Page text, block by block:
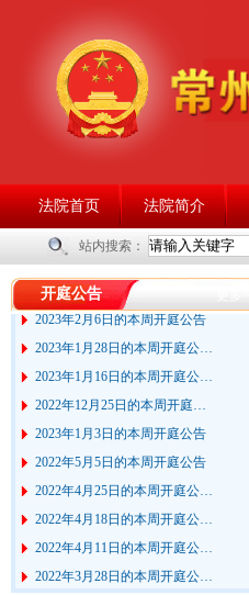
法院首页 法院简介
站内搜索：
开庭公告
2023年6月25日的本周开庭公…
2023年2月27日的本周开庭公…
2023年2月20日的本周开庭公…
2023年2月6日的本周开庭公告
2023年1月28日的本周开庭公…
2023年1月16日的本周开庭公…
2022年12月25日的本周开庭…
2023年1月3日的本周开庭公告
2022年5月5日的本周开庭公告
2022年4月25日的本周开庭公…
2022年4月18日的本周开庭公…
2022年4月11日的本周开庭公…
2022年3月28日的本周开庭公…
2022年3月21日的本周开庭公…